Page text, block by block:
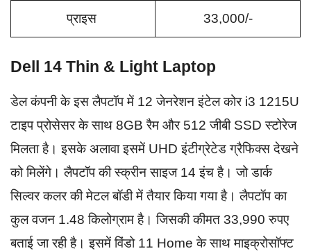
प्राइस 33,000/-
Dell 14 Thin & Light Laptop
डेल कंपनी के इस लैपटॉप में 12 जेनरेशन इंटेल कोर i3 1215U
टाइप प्रोसेसर के साथ 8GB रैम और 512 जीबी SSD स्टोरेज
मिलता है। इसके अलावा इसमें UHD इंटीग्रेटेड ग्रैफिक्स देखने
को मिलेंगे। लैपटॉप की स्क्रीन साइज 14 इंच है। जो डार्क
सिल्वर कलर की मेटल बॉडी में तैयार किया गया है। लैपटॉप का
कुल वजन 1.48 किलोग्राम है। जिसकी कीमत 33,990 रुपए
बताई जा रही है। इसमें विंडो 11 Home के साथ माइक्रोसॉफ्ट